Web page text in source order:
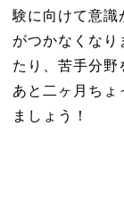
験に向けて意識
がつかなくなり
たり、苦手分野
あと二ヶ月ちょ
ましょう！